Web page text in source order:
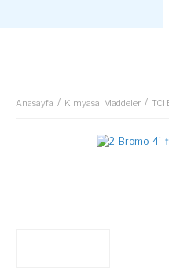
Anasayfa Kimyasal Maddeler TCI